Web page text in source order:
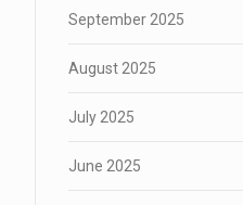
September 2025
August 2025
July 2025
June 2025